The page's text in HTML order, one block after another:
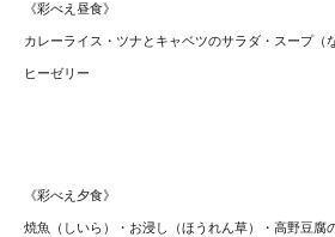
《彩べえ昼食》
カレーライス・ツナとキャベツのサラダ・スープ（
ヒーゼリー
《彩べえ夕食》
焼魚（しいら）・お浸し（ほうれん草）・高野豆腐